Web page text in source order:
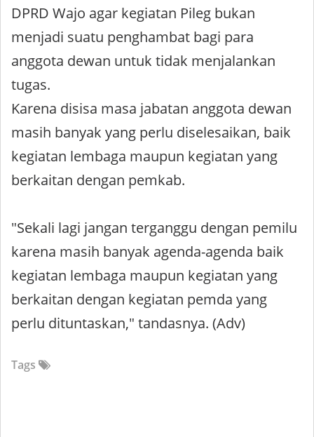
DPRD Wajo agar kegiatan Pileg bukan
menjadi suatu penghambat bagi para
anggota dewan untuk tidak menjalankan
tugas.
Karena disisa masa jabatan anggota dewan
masih banyak yang perlu diselesaikan, baik
kegiatan lembaga maupun kegiatan yang
berkaitan dengan pemkab.
"Sekali lagi jangan terganggu dengan pemilu
karena masih banyak agenda-agenda baik
kegiatan lembaga maupun kegiatan yang
berkaitan dengan kegiatan pemda yang
perlu dituntaskan," tandasnya. (Adv)
Tags